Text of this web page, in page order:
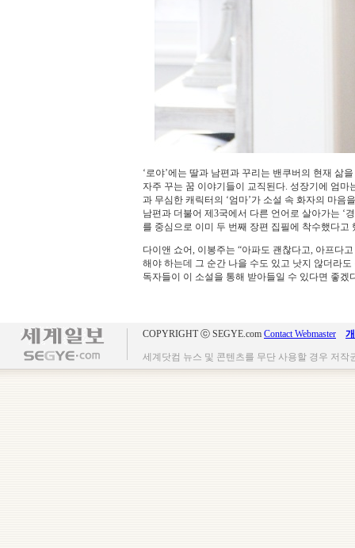
‘로야’에는 딸과 남편과 꾸리는 밴쿠버의 현재 삶
자주 꾸는 꿈 이야기들이 교직된다. 성장기에 엄
과 무심한 캐릭터의 ‘엄마’가 소설 속 화자의 마음
남편과 더불어 제3국에서 다른 언어로 살아가는 ‘
를 중심으로 이미 두 번째 장편 집필에 착수했다고
다이앤 쇼어, 이봉주는 “아파도 괜찮다고, 아프다
해야 하는데 그 순간 나을 수도 있고 낫지 않더라
독자들이 이 소설을 통해 받아들일 수 있다면 좋겠
COPYRIGHT ⓒ SEGYE.com Contact Webmaster
세계닷컴 뉴스 및 콘텐츠를 무단 사용할 경우 저